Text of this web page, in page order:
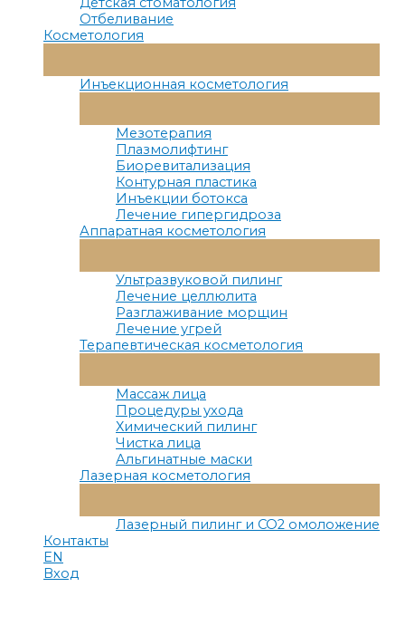
Отбеливание
Косметология
Меню
Инъекционная косметология
Меню
Мезотерапия
Плазмолифтинг
Биоревитализация
Контурная пластика
Инъекции ботокса
Лечение гипергидроза
Аппаратная косметология
Меню
Ультразвуковой пилинг
Лечение целлюлита
Разглаживание морщин
Лечение угрей
Терапевтическая косметология
Меню
Массаж лица
Процедуры ухода
Химический пилинг
Чистка лица
Альгинатные маски
Лазерная косметология
Меню
Лазерный пилинг и СО2 омоложение
Контакты
EN
Вход